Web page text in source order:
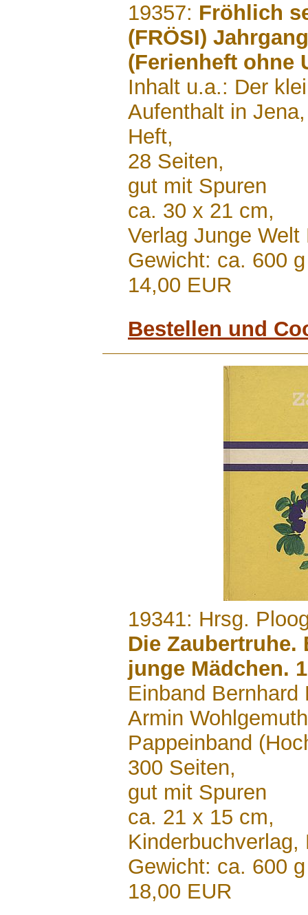
19357: Fröhlich
(FRÖSI)
(Ferienheft ohne
Inhalt u.a.: Der
Aufenthalt in
Heft,
28 Seiten,
gut mit Spuren
ca. 30 x 21 cm,
Verlag Junge
Gewicht: ca. 600 g
14,00 EUR
Bestellen und
19341: Hrsg.
Die Zaubertruhe.
junge Mädchen.
Einband
Armin Wohlgemuth
Pappeinband
300 Seiten,
gut mit Spuren
ca. 21 x 15 cm,
Gewicht: ca. 600 g
18,00 EUR